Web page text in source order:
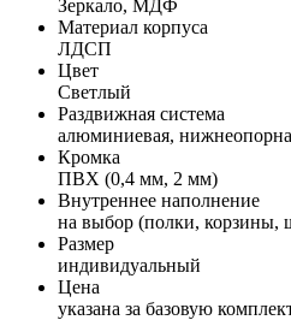
Зеркало, МДФ
Материал корпуса
ЛДСП
Цвет
Светлый
Раздвижная система
алюминиевая,
Кромка
ПВХ (0,4 мм, 2 мм)
Внутреннее наполнение
на выбор (полки, корзины,
Размер
индивидуальный
Цена
указана за базовую